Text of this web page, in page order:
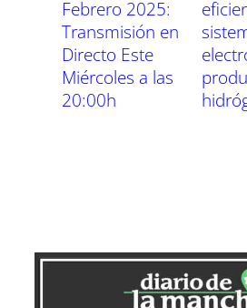
Febrero 2025:
Transmisión en
Directo Este
Miércoles a las
20:00h